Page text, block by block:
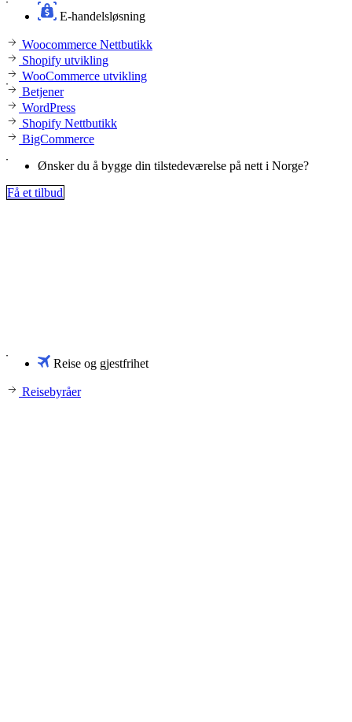
E-handelsløsning
Woocommerce Nettbutikk
Shopify utvikling
WooCommerce utvikling
Betjener
WordPress
Shopify Nettbutikk
BigCommerce
Ønsker du å bygge din tilstedeværelse på nett i Norge?
Få et tilbud
Reise og gjestfrihet
Reisebyråer